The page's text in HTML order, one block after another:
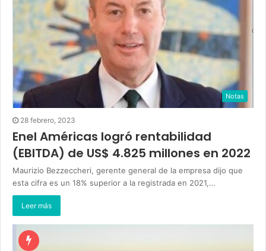
Notas
28 febrero, 2023
Enel Américas logró rentabilidad
(EBITDA) de US$ 4.825 millones en 2022
Maurizio Bezzeccheri, gerente general de la empresa dijo que
esta cifra es un 18% superior a la registrada en 2021,…
Leer más